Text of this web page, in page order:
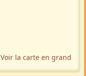
Voir la carte en grand